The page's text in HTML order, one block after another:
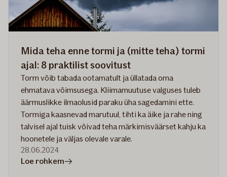
kahjust
Mida teha enne tormi ja (mitte teha) tormi
ajal: 8 praktilist soovitust
Torm võib tabada ootamatult ja üllatada oma
ehmatava võimsusega. Kliimamuutuse valguses tuleb
äärmuslikke ilmaolusid paraku üha sagedamini ette.
Tormiga kaasnevad marutuul, tihti ka äike ja rahe ning
talvisel ajal tuisk võivad teha märkimisväärset kahju ka
hoonetele ja väljas olevale varale.
28.06.2024
Loe rohkemartiklis